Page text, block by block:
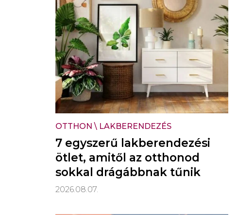
OTTHON \ LAKBERENDEZÉS
7 egyszerű lakberendezési
ötlet, amitől az otthonod
sokkal drágábbnak tűnik
2026.08.07.